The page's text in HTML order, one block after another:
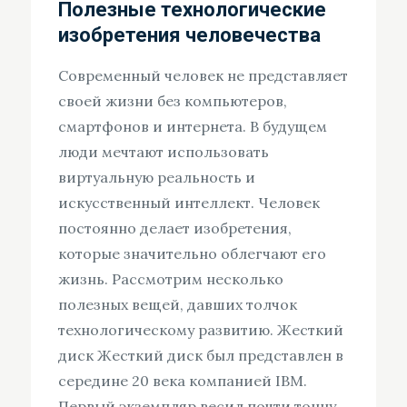
Полезные технологические
изобретения человечества
Современный человек не представляет
своей жизни без компьютеров,
смартфонов и интернета. В будущем
люди мечтают использовать
виртуальную реальность и
искусственный интеллект. Человек
постоянно делает изобретения,
которые значительно облегчают его
жизнь. Рассмотрим несколько
полезных вещей, давших толчок
технологическому развитию. Жесткий
диск Жесткий диск был представлен в
середине 20 века компанией IBM.